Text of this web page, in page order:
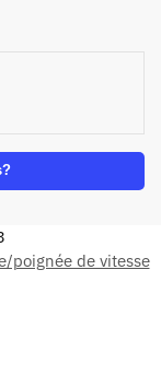
poignée de vitesse